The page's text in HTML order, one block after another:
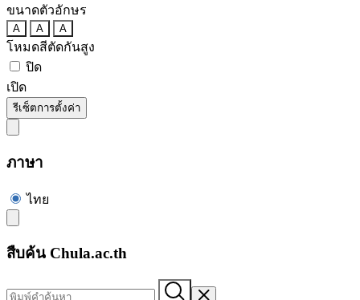
ขนาดตัวอักษร
A A A
โหมดสีตัดกันสูง
ปิด
เปิด
รีเซ็ตการตั้งค่า
ภาษา
ไทย
สืบค้น Chula.ac.th